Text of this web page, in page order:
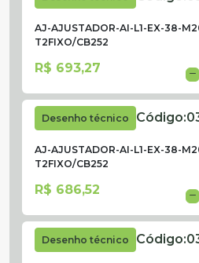
AJ-AJUSTADOR-AI-L1-EX-38-
T2FIXO/CB252
R$ 693,27
Desenho técnico Código:
AJ-AJUSTADOR-AI-L1-EX-38-
T2FIXO/CB252
R$ 686,52
Desenho técnico Código: